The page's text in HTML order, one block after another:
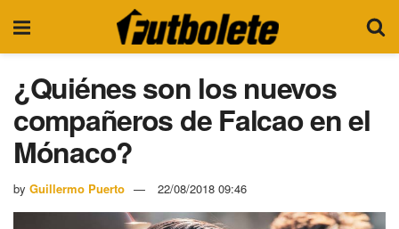
¿Quiénes son los nuevos
compañeros de Falcao en el
Mónaco?
by Guillermo Puerto 22/08/2018 09:46